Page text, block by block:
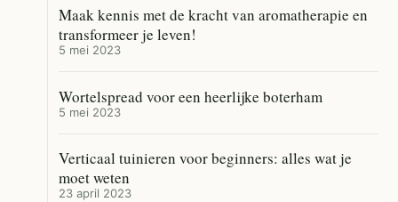
Maak kennis met de kracht van aromatherapie en
transformeer je leven!
5 mei 2023
Wortelspread voor een heerlijke boterham
5 mei 2023
Verticaal tuinieren voor beginners: alles wat je
moet weten
23 april 2023